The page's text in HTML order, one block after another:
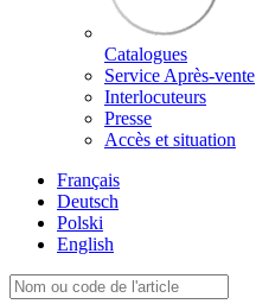
Catalogues
Service Après-vente
Interlocuteurs
Presse
Accès et situation
Français
Deutsch
Polski
English